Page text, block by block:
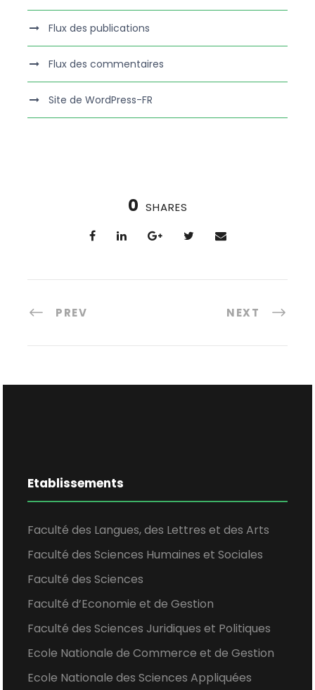
Flux des publications
Flux des commentaires
Site de WordPress-FR
0 SHARES
PREV NEXT
Etablissements
Faculté des Langues, des Lettres et des Arts
Faculté des Sciences Humaines et Sociales
Faculté des Sciences
Faculté d’Economie et de Gestion
Faculté des Sciences Juridiques et Politiques
Ecole Nationale de Commerce et de Gestion
Ecole Nationale des Sciences Appliquées